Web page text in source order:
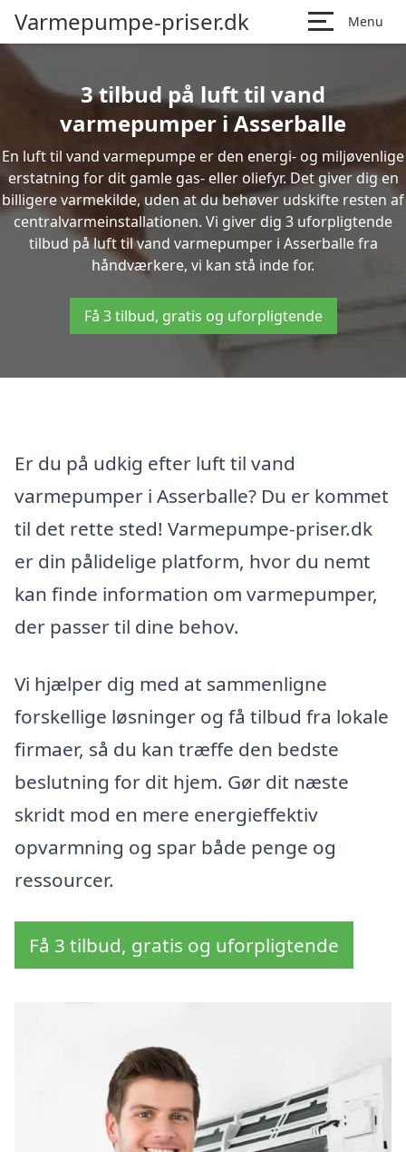
Varmepumpe-priser.dk Menu
3 tilbud på luft til vand
varmepumper i Asserballe
En luft til vand varmepumpe er den energi- og miljøvenlige
erstatning for dit gamle gas- eller oliefyr. Det giver dig en
billigere varmekilde, uden at du behøver udskifte resten af
centralvarmeinstallationen. Vi giver dig 3 uforpligtende
tilbud på luft til vand varmepumper i Asserballe fra
håndværkere, vi kan stå inde for.
Få 3 tilbud, gratis og uforpligtende
Er du på udkig efter luft til vand
varmepumper i Asserballe? Du er kommet
til det rette sted! Varmepumpe-priser.dk
er din pålidelige platform, hvor du nemt
kan finde information om varmepumper,
der passer til dine behov.
Vi hjælper dig med at sammenligne
forskellige løsninger og få tilbud fra lokale
firmaer, så du kan træffe den bedste
beslutning for dit hjem. Gør dit næste
skridt mod en mere energieffektiv
opvarmning og spar både penge og
ressourcer.
Få 3 tilbud, gratis og uforpligtende